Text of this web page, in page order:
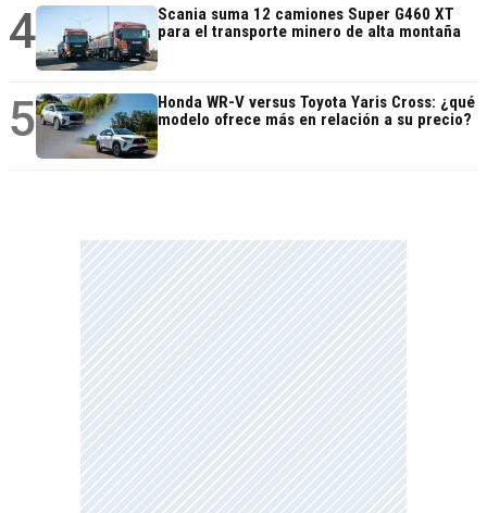
4
Scania suma 12 camiones Super G460 XT
para el transporte minero de alta montaña
5
Honda WR-V versus Toyota Yaris Cross: ¿qué
modelo ofrece más en relación a su precio?